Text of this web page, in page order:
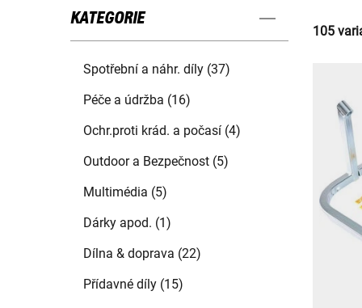
KATEGORIE
Spotřební a náhr. díly (37)
Péče a údržba (16)
Ochr.proti krád. a počasí (4)
Outdoor a Bezpečnost (5)
Multimédia (5)
Dárky apod. (1)
Dílna & doprava (22)
Přídavné díly (15)
105